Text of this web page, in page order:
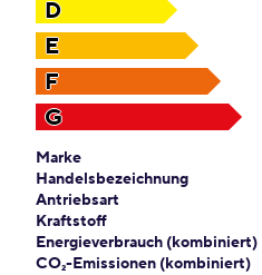
D
E
F
G
Marke
Handelsbezeichnung
Antriebsart
Kraftstoff
Energieverbrauch (kombiniert)
CO₂-Emissionen (kombiniert)